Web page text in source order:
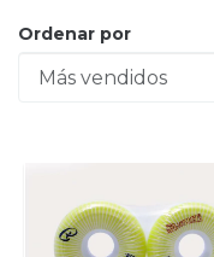
Ordenar por